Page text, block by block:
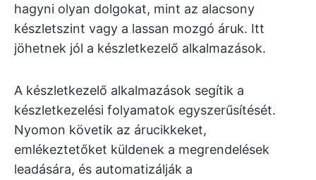
hagyni olyan dolgokat, mint az alacsony
készletszint vagy a lassan mozgó áruk. Itt
jöhetnek jól a készletkezelő alkalmazások.
A készletkezelő alkalmazások segítik a
készletkezelési folyamatok egyszerűsítését.
Nyomon követik az árucikkeket,
emlékeztetőket küldenek a megrendelések
leadására, és automatizálják a